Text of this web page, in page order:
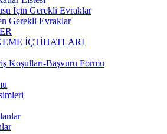
İçin Gerekli Evraklar
Gerekli Evraklar
İÇTİHATLARI
Koşulları-Başvuru Formu